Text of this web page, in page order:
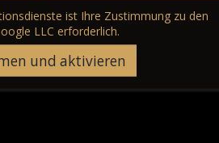
ist Ihre Zustimmung zu den
LLC erforderlich.
und aktivieren